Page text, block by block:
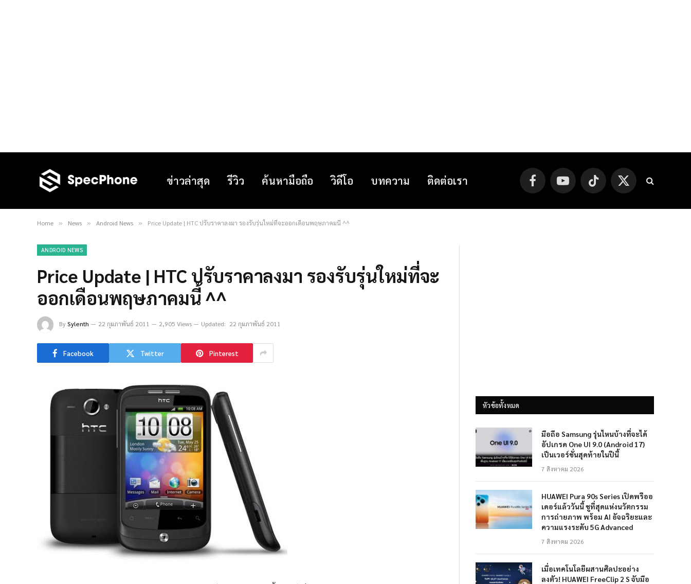
ข่าวล่าสุด รีวิว ค้นหามือถือ วิดีโอ บทความ ติดต่อเรา FacebookYouTube TikTok
X
(Twitter)
Home » News » Android News » Price Update | HTC ปรับราคาลงมา รองรับรุ่นใหม่ที่จะออกเดือนพฤษภาคมนี้ ^^
ANDROID NEWS
Price Update | HTC ปรับราคาลงมา รองรับรุ่นใหม่ที่จะ
ออกเดือนพฤษภาคมนี้ ^^
BySylenth 22 กุมภาพันธ์ 2011 2,905 Views Updated: 22 กุมภาพันธ์ 2011
Facebook Twitter Pinterest
หัวข้อทั้งหมด
มือถือ Samsung รุ่นไหนบ้างที่จะได้
อัปเกรด One UI 9.0 (Android 17)
เป็นเวอร์ชั่นสุดท้ายในปีนี้
7 สิงหาคม 2026
HUAWEI Pura 90s Series เปิดพรีออ
เดอร์แล้ววันนี้ ชูที่สุดแห่งนวัตกรรม
การถ่ายภาพ พร้อม AI อัจฉริยะและ
ความแรงระดับ 5G Advanced
7 สิงหาคม 2026
เมื่อเทคโนโลยีผสานศิลปะอย่าง
ลงตัว! HUAWEI FreeClip 2 S จับมือ